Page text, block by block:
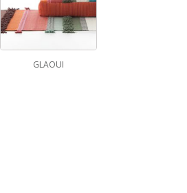
GLAOUI